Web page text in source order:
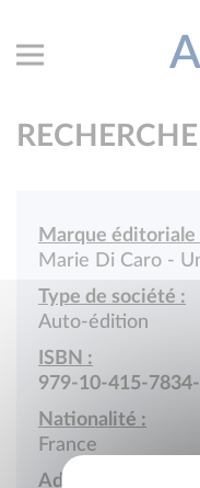
Marque éditoriale
Marie Di Caro -
Type de société :
Auto-édition
ISBN :
979-10-415-
Nationalité :
France
Adresse :